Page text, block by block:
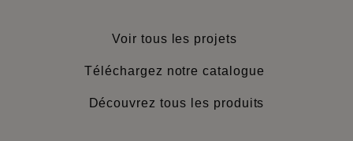
Voir tous les projets
Téléchargez notre catalogue
Découvrez tous les produits